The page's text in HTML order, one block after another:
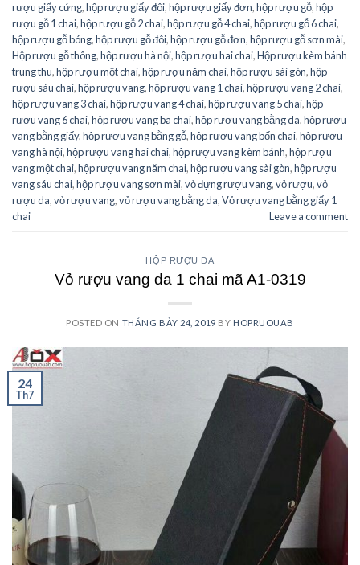
rượu giấy cứng,hộp rượu giấy đôi,hộp rượu giấy đơn,hộp rượu gỗ,hộp
rượu gỗ 1 chai,hộp rượu gỗ 2 chai,hộp rượu gỗ 4 chai,hộp rượu gỗ 6 chai,
hộp rượu gỗ bóng,hộp rượu gỗ đôi,hộp rượu gỗ đơn,hộp rượu gỗ sơn mài,
Hộp rượu gỗ thông,hộp rượu hà nội,hộp rượu hai chai,Hộp rượu kèm bánh
trung thu,hộp rượu một chai,hộp rượu năm chai,hộp rượu sài gòn,hộp
rượu sáu chai,hộp rượu vang,hộp rượu vang 1 chai,hộp rượu vang 2 chai,
hộp rượu vang 3 chai,hộp rượu vang 4 chai,hộp rượu vang 5 chai,hộp
rượu vang 6 chai,hộp rượu vang ba chai,hộp rượu vang bằng da,hộp rượu
vang bằng giấy,hộp rượu vang bằng gỗ,hộp rượu vang bốn chai,hộp rượu
vang hà nội,hộp rượu vang hai chai,hộp rượu vang kèm bánh,hộp rượu
vang một chai,hộp rượu vang năm chai,hộp rượu vang sài gòn,hộp rượu
vang sáu chai,hộp rượu vang sơn mài,vỏ đựng rượu vang,vỏ rượu,vỏ
rượu da,vỏ rượu vang,vỏ rượu vang bằng da,Vỏ rượu vang bằng giấy 1
chai
Leave a comment
HỘP RƯỢU DA
Vỏ rượu vang da 1 chai mã A1-0319
POSTED ON THÁNG BẢY 24, 2019 BY HOPRUOUAB
24
Th7